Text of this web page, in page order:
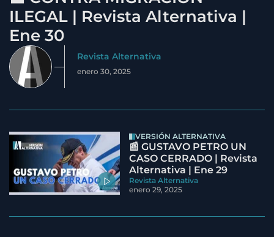
ILEGAL | Revista Alternativa |
Ene 30
Revista Alternativa
enero 30, 2025
VERSIÓN ALTERNATIVA
📰 GUSTAVO PETRO UN
CASO CERRADO | Revista
Alternativa | Ene 29
Revista Alternativa
enero 29, 2025